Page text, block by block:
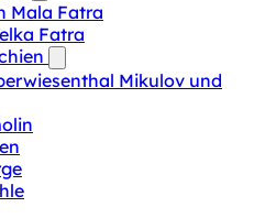
Mala Fatra
Fatra
Mikulov und